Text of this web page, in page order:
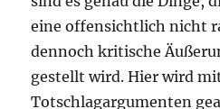
eine offensichtlich nicht
dennoch kritische
gestellt wird. Hier wird
Totschlagargumenten